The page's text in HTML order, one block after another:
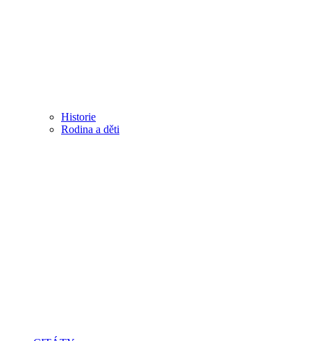
Historie
Rodina a děti